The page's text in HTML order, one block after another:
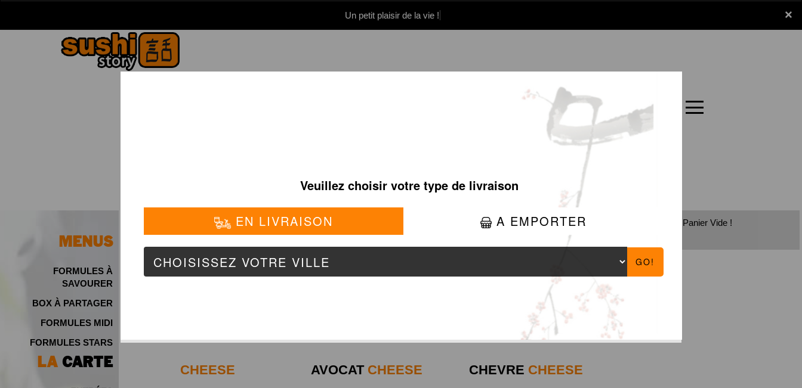
×
Un petit plaisir de la vie !
Panier Carte
x
MENUS
FORMULES À
SAVOURER
BOX À PARTAGER
FORMULES MIDI
FORMULES STARS
LA CARTE
PINK BRAISÉ
CHEESE AVOCATCHEESE CHEVRE CHEESE
Panier Vide !